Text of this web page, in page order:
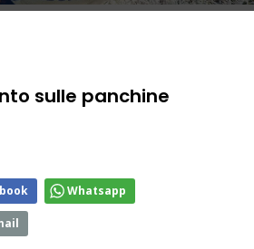
sulle panchine
Whatsapp